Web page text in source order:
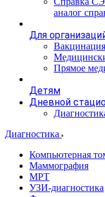
аналог
Для
Прямое
Детям
Дневной
Диагностика
Компьютерная
Маммография
МРТ
УЗИ-диагностика